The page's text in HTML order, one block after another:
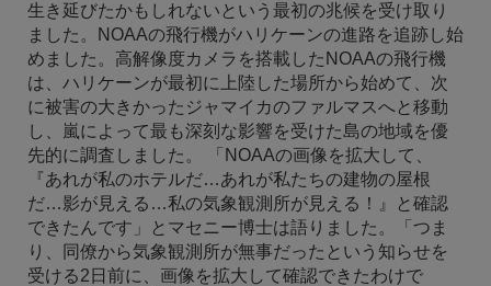
生き延びたかもしれないという最初の兆候を受け取り
ました。NOAAの飛行機がハリケーンの進路を追跡し始
めました。高解像度カメラを搭載したNOAAの飛行機
は、ハリケーンが最初に上陸した場所から始めて、次
に被害の大きかったジャマイカのファルマスへと移動
し、嵐によって最も深刻な影響を受けた島の地域を優
先的に調査しました。 「NOAAの画像を拡大して、
『あれが私のホテルだ…あれが私たちの建物の屋根
だ…影が見える…私の気象観測所が見える！』と確認
できたんです」とマセニー博士は語りました。「つま
り、同僚から気象観測所が無事だったという知らせを
受ける2日前に、画像を拡大して確認できたわけで